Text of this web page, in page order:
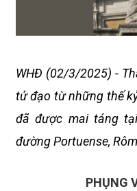
WHĐ (02/3/2025) -
tử đạo từ những thế
đã được mai táng
đường Portuense,
PHỤNG